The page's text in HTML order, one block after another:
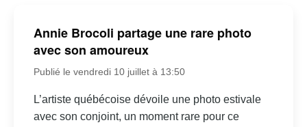
Annie Brocoli partage une rare photo
avec son amoureux
Publié le vendredi 10 juillet à 13:50
L’artiste québécoise dévoile une photo estivale
avec son conjoint, un moment rare pour ce